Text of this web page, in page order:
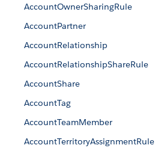
AccountOwnerSharingRule
AccountPartner
AccountRelationship
AccountRelationshipShareRule
AccountShare
AccountTag
AccountTeamMember
AccountTerritoryAssignmentRule